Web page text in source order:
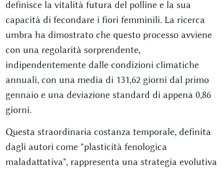
definisce la vitalità futura del polline e la sua
capacità di fecondare i fiori femminili. La ricerca
umbra ha dimostrato che questo processo avviene
con una regolarità sorprendente,
indipendentemente dalle condizioni climatiche
annuali, con una media di 131,62 giorni dal primo
gennaio e una deviazione standard di appena 0,86
giorni.
Questa straordinaria costanza temporale, definita
dagli autori come "plasticità fenologica
maladattativa", rappresenta una strategia evolutiva